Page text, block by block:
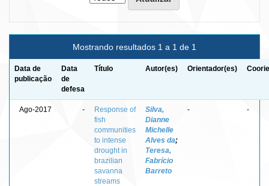
Mostrando resultados 1 a 1 de 1
Data de
publicação
Data
de
defesa
Título Autor(es) Orientador(es)
Ago-2017 -
Response of
fish
communities
to intense
drought in
brazilian
savanna
streams
Silva,
Dianne
Michelle
Alves da;
Teresa,
Fabrício
Barreto
- -